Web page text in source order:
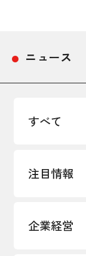
ニュース
すべて
注目情報
企業経営